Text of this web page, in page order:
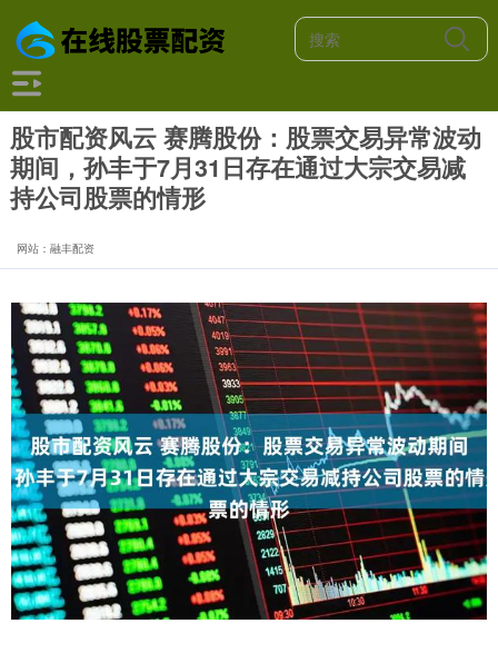
股市配资风云 赛腾股份：股票交易异常波动
期间，孙丰于7月31日存在通过大宗交易减
持公司股票的情形
网站：融丰配资